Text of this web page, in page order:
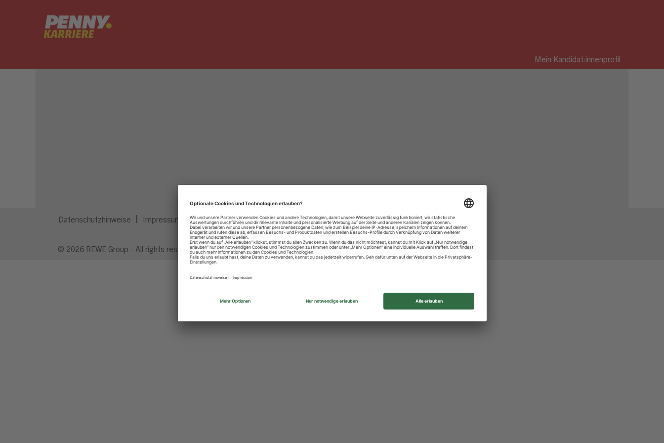
Mein Kandidat:innenprofil
Datenschutzhinweise Impressum Privatsphäre-Einstellungen
© 2026 REWE Group - All rights reserved